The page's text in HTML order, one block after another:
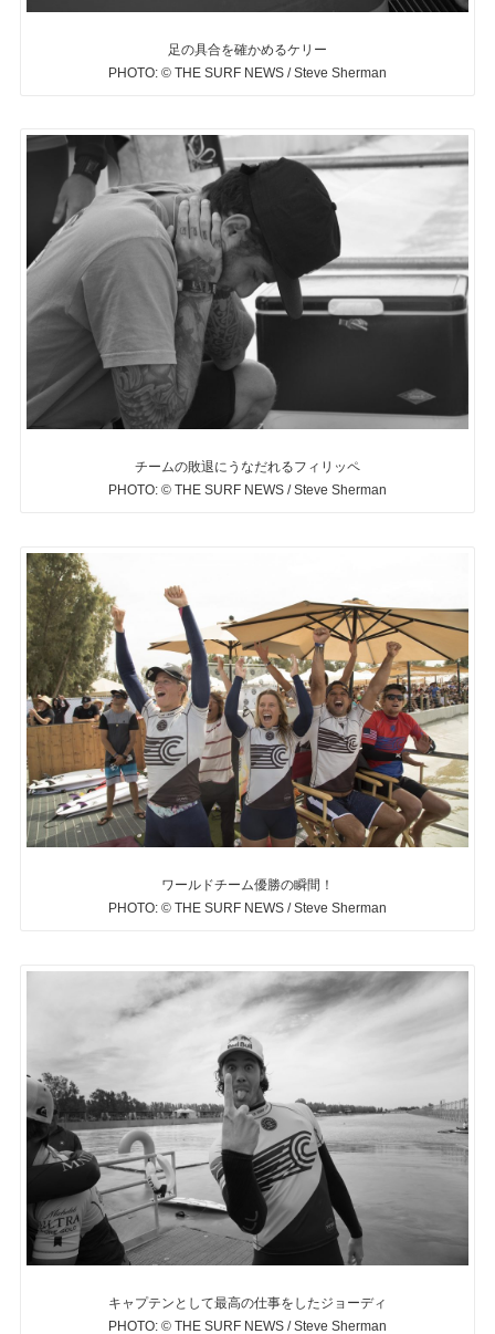
足の具合を確かめるケリー
PHOTO: © THE SURF NEWS / Steve Sherman
チームの敗退にうなだれるフィリッペ
PHOTO: © THE SURF NEWS / Steve Sherman
ワールドチーム優勝の瞬間！
PHOTO: © THE SURF NEWS / Steve Sherman
キャプテンとして最高の仕事をしたジョーディ
PHOTO: © THE SURF NEWS / Steve Sherman